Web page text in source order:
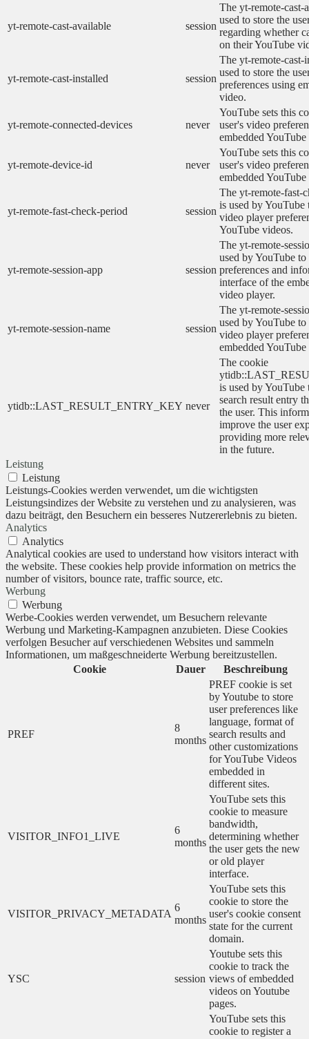
yt-remote-cast-available session
The yt-remote-cast-
used to store the
regarding whether
on their YouTube
yt-remote-cast-installed session
The yt-remote-cast-
used to store the
preferences using
video.
yt-remote-connected-devices never
YouTube sets this
user's video
embedded
yt-remote-device-id never
YouTube sets this
user's video
embedded
yt-remote-fast-check-period session
The yt-remote-fast-
is used by YouTube
video player
YouTube videos.
yt-remote-session-app session
The yt-remote-
used by YouTube to
preferences and
interface of the
video player.
yt-remote-session-name session
The yt-remote-
used by YouTube to
video player
embedded
ytidb::LAST_RESULT_ENTRY_KEY never
The cookie
is used by YouTube
search result entry
the user. This
improve the user
providing more
in the future.
Leistung
Leistung
Leistungs-Cookies werden verwendet, um die wichtigsten
Leistungsindizes der Website zu verstehen und zu analysieren, was
dazu beiträgt, den Besuchern ein besseres Nutzererlebnis zu bieten.
Analytics
Analytics
Analytical cookies are used to understand how visitors interact with
the website. These cookies help provide information on metrics the
number of visitors, bounce rate, traffic source, etc.
Werbung
Werbung
Werbe-Cookies werden verwendet, um Besuchern relevante
Werbung und Marketing-Kampagnen anzubieten. Diese Cookies
verfolgen Besucher auf verschiedenen Websites und sammeln
Informationen, um maßgeschneiderte Werbung bereitzustellen.
Cookie
Dauer Beschreibung
PREF
8
months
PREF cookie is set
by Youtube to store
user preferences like
language, format of
search results and
other customizations
for YouTube Videos
embedded in
different sites.
VISITOR_INFO1_LIVE
6
months
YouTube sets this
cookie to measure
bandwidth,
determining whether
the user gets the new
or old player
interface.
VISITOR_PRIVACY_METADATA
6
months
YouTube sets this
cookie to store the
user's cookie consent
state for the current
domain.
YSC session
Youtube sets this
cookie to track the
views of embedded
videos on Youtube
pages.
YouTube sets this
cookie to register a